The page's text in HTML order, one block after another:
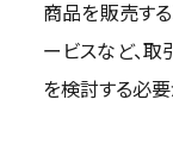
商品を販売す
ービスなど、
を検討する必要